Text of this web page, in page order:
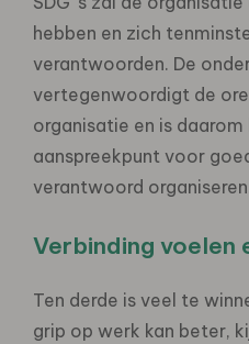
hebben en zich
verantwoorden. De
vertegenwoordigt de
organisatie en is
aanspreekpunt voor
verantwoord
Verbinding voelen
Ten derde is veel te
grip op werk kan beter,